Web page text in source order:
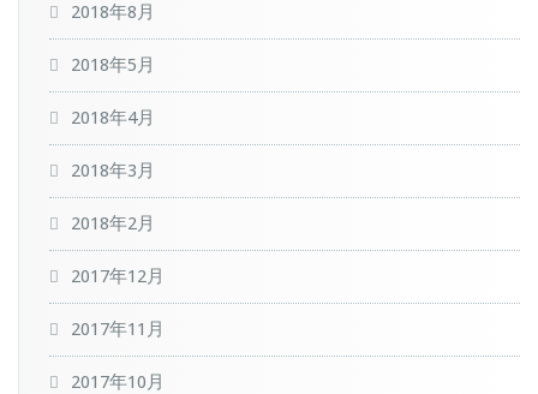
2018年8月
2018年5月
2018年4月
2018年3月
2018年2月
2017年12月
2017年11月
2017年10月